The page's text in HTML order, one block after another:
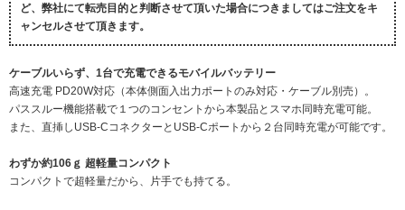
ど、弊社にて転売目的と判断させて頂いた場合につきましてはご注文をキ
ャンセルさせて頂きます。
ケーブルいらず、1台で充電できるモバイルバッテリー
高速充電 PD20W対応（本体側面入出力ポートのみ対応・ケーブル別売）。
パススルー機能搭載で１つのコンセントから本製品とスマホ同時充電可能。
また、直挿しUSB-CコネクターとUSB-Cポートから２台同時充電が可能です。
わずか約106ｇ 超軽量コンパクト
コンパクトで超軽量だから、片手でも持てる。